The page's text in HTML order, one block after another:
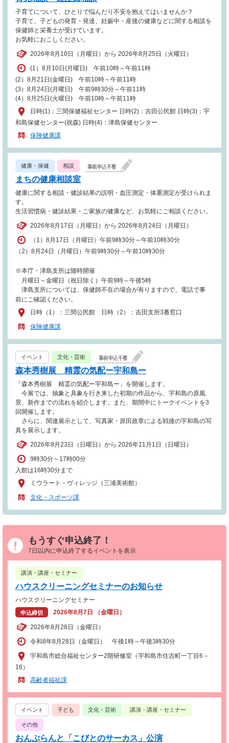
子育てについて、ひとりで悩んだり不安を抱えてはいませんか？
子育て、子どもの発育・発達、妊娠中・産後の健康などに関する相談を
保健師と栄養士が受けています。
お気軽におこしください。
2026年8月10日（月曜日）から 2026年8月25日（火曜日）
(1）8月10日(月曜日) 午前10時～午前11時
(2）8月21日(金曜日) 午前10時～午前11時
(3）8月24日(月曜日) 午前9時30分～午前11時
(4）8月25日(火曜日) 午前10時～午前11時
日時(1)：三間保健福祉センター 日時(2)：吉田公民館 日時(3)：宇
和島保健センター(祝森) 日時(4)：津島保健センター
保険健康課
健康・保健 相談
まちの健康相談室
健康に関する相談・健診結果の説明・血圧測定・体重測定が受けられま
す。
生活習慣病・健診結果・ご家族の健康など、お気軽にご相談ください。
2026年8月17日（月曜日）から 2026年8月24日（月曜日）
（1）8月17日（月曜日）午前9時30分～午前10時30分
（2）8月24日（月曜日）午前9時30分～午前10時30分
※本庁・津島支所は随時開催
月曜日～金曜日（祝日除く）午前9時～午後5時
津島支所については、保健師不在の場合が有りますので、電話で事
前にご確認ください。
日時（1）：三間公民館 日時（2）：吉田支所3番窓口
保険健康課
イベント 文化・芸術
森本秀樹展 精霊の気配ー宇和島ー
「森本秀樹展 精霊の気配ー宇和島ー」を開催します。
今展では、抽象と具象を行き来した初期の作品から、宇和島の原風
景、新作までの流れを紹介します。また、期間中にトークイベントを3
回開催します。
さらに、関連展示として、写真家・原田政章による戦後の宇和島の写
真を展示します。
2026年8月23日（日曜日）から 2026年11月1日（日曜日）
9時30分～17時00分
入館は16時30分まで
ミウラート・ヴィレッジ（三浦美術館）
文化・スポーツ課
もうすぐ申込終了！
7日以内に申込終了するイベントを表示
講演・講座・セミナー
ハウスクリーニングセミナーのお知らせ
ハウスクリーニングセミナー
申込締切 2026年8月7日 （金曜日）
2026年8月28日（金曜日）
令和8年8月28日（金曜日） 午後1時～午後3時30分
宇和島市総合福祉センター2階研修室（宇和島市住吉町一丁目6－
16）
高齢者福祉課
イベント 子ども 文化・芸術 講演・講座・セミナー
その他
おんぷらんと「こびとのサーカス」公演